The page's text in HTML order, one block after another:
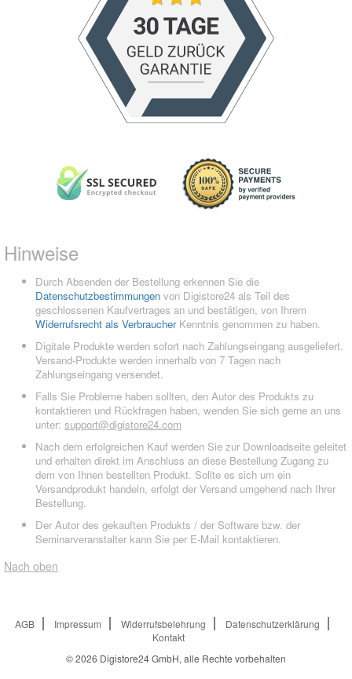
Hinweise
Durch Absenden der Bestellung erkennen Sie die
Datenschutzbestimmungen von Digistore24 als Teil des
geschlossenen Kaufvertrages an und bestätigen, von Ihrem
Widerrufsrecht als VerbraucherKenntnis genommen zu haben.
Digitale Produkte werden sofort nach Zahlungseingang ausgeliefert.
Versand-Produkte werden innerhalb von 7 Tagen nach
Zahlungseingang versendet.
Falls Sie Probleme haben sollten, den Autor des Produkts zu
kontaktieren und Rückfragen haben, wenden Sie sich gerne an uns
unter: support@digistore24.com
Nach dem erfolgreichen Kauf werden Sie zur Downloadseite geleitet
und erhalten direkt im Anschluss an diese Bestellung Zugang zu
dem von Ihnen bestellten Produkt. Sollte es sich um ein
Versandprodukt handeln, erfolgt der Versand umgehend nach Ihrer
Bestellung.
Der Autor des gekauften Produkts / der Software bzw. der
Seminarveranstalter kann Sie per E-Mail kontaktieren.
Nach oben
AGB Impressum Widerrufsbelehrung
Datenschutzerklärung
Kontakt
© 2026 Digistore24 GmbH, alle Rechte vorbehalten